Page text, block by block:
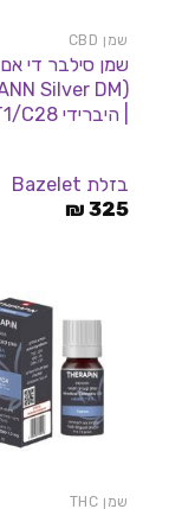
שמן CBD
שמן סילבר די אם
| היברידי T1/C28
בזלת Bazelet
325
₪
שמן THC